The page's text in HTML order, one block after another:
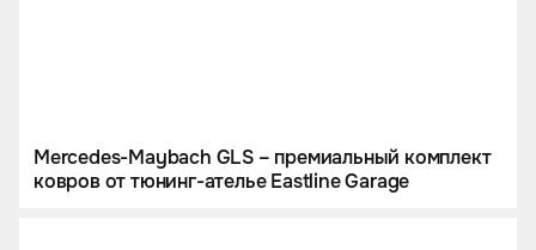
Mercedes-Maybach GLS – премиальный комплект
ковров от тюнинг-ателье Eastline Garage